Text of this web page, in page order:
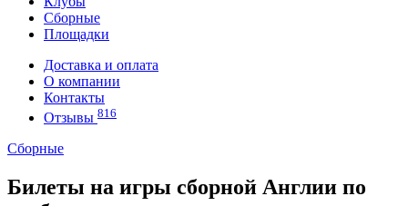
Сборные
Площадки
Доставка и оплата
О компании
Контакты
Отзывы 816
Сборные
Билеты на игры сборной Англии по